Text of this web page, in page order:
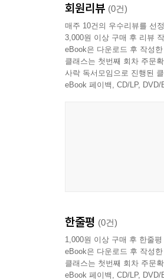
회원리뷰 (0건)
매주 10건의 우수리뷰를 선
3,000원 이상 구매 후 리뷰
eBook은 다운로드 후 작성
클래스는 첫번째 회차 주문
사락 독서모임으로 진행된
eBook 페이백, CD/LP,
한줄평 (0건)
1,000원 이상 구매 후 한줄평
eBook은 다운로드 후 작성
클래스는 첫번째 회차 주문
eBook 페이백, CD/LP,